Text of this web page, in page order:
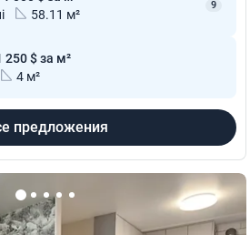
58.11 м²
9
250 $ за м²
4 м²
предложения